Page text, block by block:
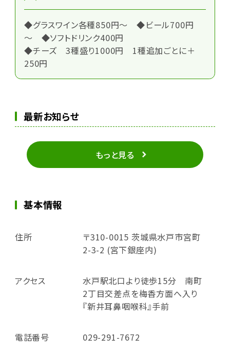
◆グラスワイン各種850円～ ◆ビール700円
～ ◆ソフトドリンク400円
◆チーズ 3種盛り1000円 1種追加ごとに＋
250円
最新お知らせ
もっと見る
基本情報
住所
〒310-0015 茨城県水戸市宮町
2-3-2 (宮下銀座内)
アクセス
水戸駅北口より徒歩15分 南町
2丁目交差点を梅香方面へ入り
『新井耳鼻咽喉科』手前
電話番号 029-291-7672